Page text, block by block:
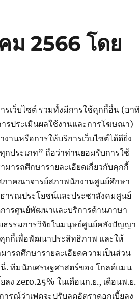
ม 2566 โดย
รเว็บไซต์ รวมทั้งมีการใช้คุกกี้อื่น (อาทิ
ารประเมินผลใช้งานและการโฆษณา)
านหรือการให้บริการเว็บไซต์ได้ดียิ่ง
ประเภท” ถือว่าท่านยอมรับการใช้
ารถศึกษารายละเอียดเกี่ยวกับคุกกี้
ภาคณาจารย์สภาพนักงานศูนย์ศึกษา
ารณประโยชน์และประชาสังคมศูนย์
ารศูนย์พัฒนาและบริการด้านภาษา
ธรรมการวิจัยในมนุษย์ศูนย์คลังปัญญา
กกี้เพื่อพัฒนาประสิทธิภาพ และให้
รถศึกษารายละเอียดความเป็นส่วน
ทีมนักเศรษฐศาสตร์ของ โกลด์แมน
ง zero.25% ในเดือนก.ย., เดือนพ.ย.
รณ์ว่าเฟดจะปรับลดอัตราดอกเบี้ยลง